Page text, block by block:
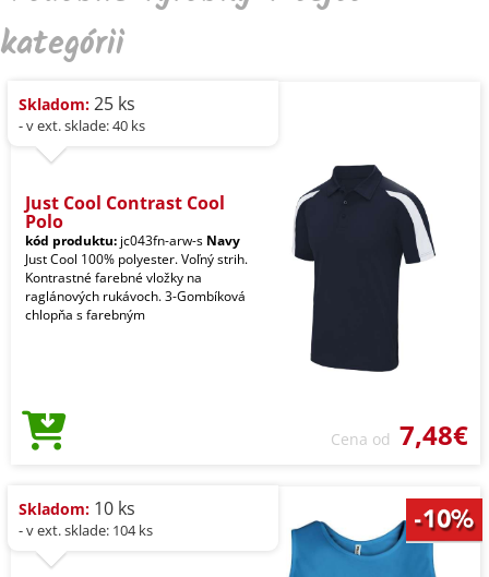
kategórii
Skladom: 25 ks
- v ext. sklade: 40 ks
Just Cool Contrast Cool
Polo
kód produktu: jc043fn-arw-s Navy
Just Cool 100% polyester. Voľný strih.
Kontrastné farebné vložky na
raglánových rukávoch. 3-Gombíková
chlopňa s farebným
Cena od 7,48€
Skladom: 10 ks
- v ext. sklade: 104 ks